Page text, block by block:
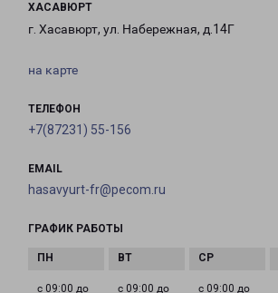
ХАСАВЮРТ
г. Хасавюрт, ул. Набережная, д.14Г
на карте
ТЕЛЕФОН
+7(87231) 55-156
EMAIL
hasavyurt-fr@pecom.ru
ГРАФИК РАБОТЫ
с 09:00 до
с 09:00 до
с 09:00 до